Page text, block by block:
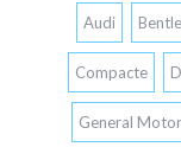
Audi
Compacte
General